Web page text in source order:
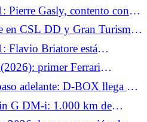
en Montreal: “Una sensación
Pierre Gasly, contento con el
felicita a Franco
en CSL DD y Gran Turismo
Flavio Briatore está
Alpine lo haga aún mejor
primer Ferrari
diseño divisivo
adelante: D-BOX llega a
de MTS.
G DM-i: 1.000 km de
para este exclusivo coche